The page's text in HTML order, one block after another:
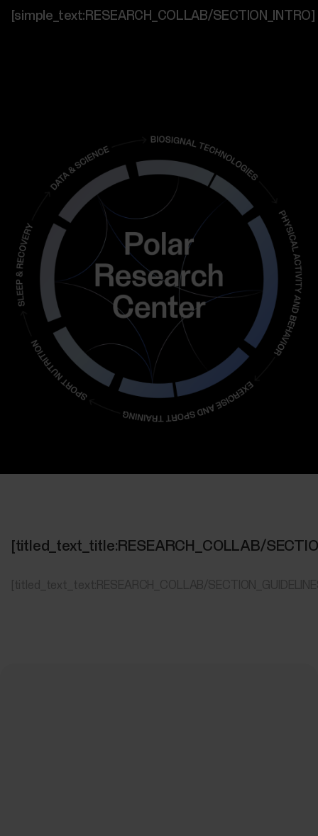
[simple_text:RESEARCH_COLLAB/SECTION_INTRO]
[titled_text_title:RESEARCH_COLLAB/